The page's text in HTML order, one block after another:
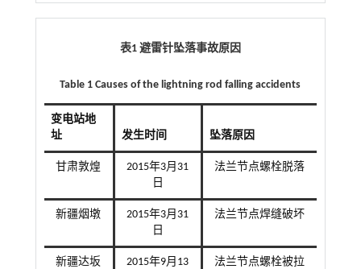
表1 避雷针坠落事故原因
Table 1 Causes of the lightning rod falling accidents
变电站地
址
发生时间 坠落原因
甘肃敦煌
2015年3月31
日
法兰节点螺栓脱落
新疆烟墩
2015年3月31
日
法兰节点焊缝破坏
新疆达坂 2015年9月13 法兰节点螺栓被拉